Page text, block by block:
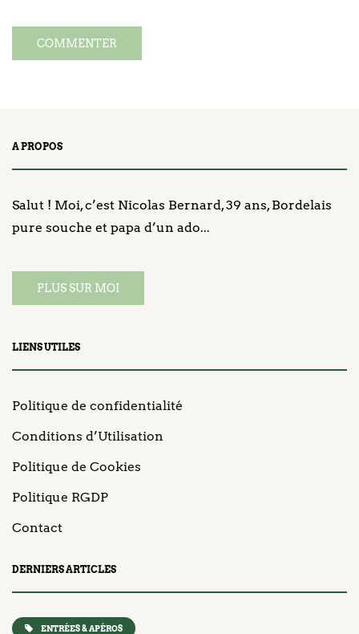
A PROPOS
Salut ! Moi, c’est Nicolas Bernard, 39 ans, Bordelais
pure souche et papa d’un ado...
PLUS SUR MOI
LIENS UTILES
Politique de confidentialité
Conditions d’Utilisation
Politique de Cookies
Politique RGDP
Contact
DERNIERS ARTICLES
ENTRÉES & APÉROS